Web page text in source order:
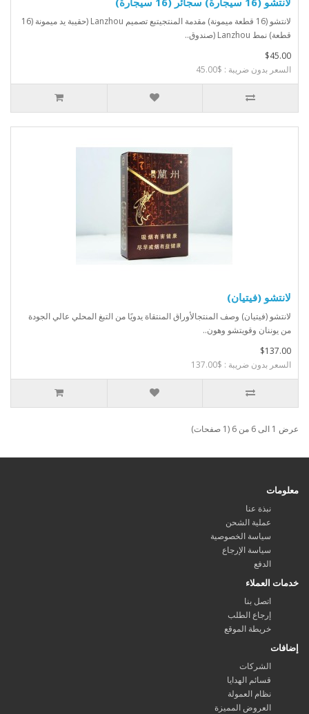
لانتشو (16 قطعة ميمونة) مقدمة المنتجيتبع تصميم Lanzhou (حقيبة يد ميمونة (16
قطعة) نمط Lanzhou (صندوق..
$45.00
السعر بدون ضريبة : $45.00
لانتشو (فيتيان)
لانتشو (فيتيان) وصف المنتجالأوراق المنتقاة يدويًا من التبغ المحلي عالي الجودة
من يوننان وقويتشو وهون..
$137.00
السعر بدون ضريبة : $137.00
عرض 1 الى 6 من 6 (1 صفحات)
معلومات
نبذة عنا
عملية الشحن
سياسة الخصوصية
سياسة الإرجاع
الدفع
خدمات العملاء
اتصل بنا
إرجاع الطلب
خريطة الموقع
إضافات
الشركات
قسائم الهدايا
نظام العمولة
العروض المميزة